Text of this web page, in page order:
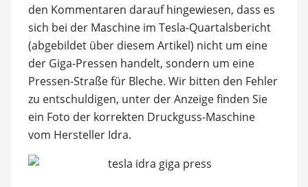
den Kommentaren darauf hingewiesen, dass es
sich bei der Maschine im Tesla-Quartalsbericht
(abgebildet über diesem Artikel) nicht um eine
der Giga-Pressen handelt, sondern um eine
Pressen-Straße für Bleche. Wir bitten den Fehler
zu entschuldigen, unter der Anzeige finden Sie
ein Foto der korrekten Druckguss-Maschine
vom Hersteller Idra.